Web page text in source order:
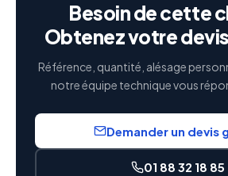
Besoin de cette
Obtenez votre
Référence, quantité, alésage
notre équipe technique vous
Demander un devis
01 88 32 18 85